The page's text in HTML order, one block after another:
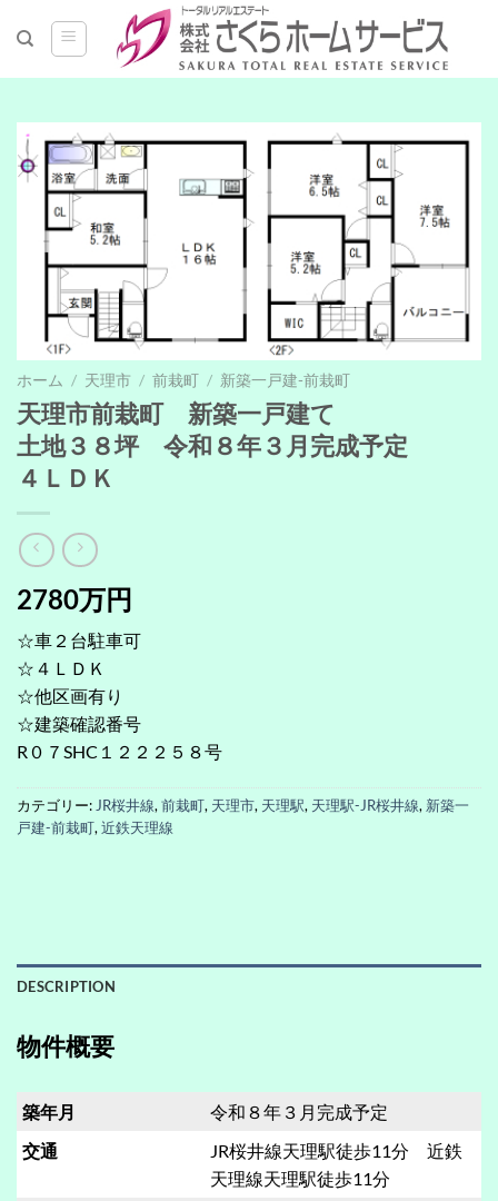
ホーム / 天理市 / 前栽町 / 新築一戸建-前栽町
天理市前栽町 新築一戸建て
土地３８坪 令和８年３月完成予定
４ＬＤＫ
2780万円
☆車２台駐車可
☆４ＬＤＫ
☆他区画有り
☆建築確認番号
R０７SHC１２２２５８号
カテゴリー:JR桜井線,前栽町, 天理市, 天理駅, 天理駅-JR桜井線, 新築一
戸建-前栽町,近鉄天理線
DESCRIPTION
物件概要
築年月
令和８年３月完成予定
交通
JR桜井線天理駅徒歩11分 近鉄
天理線天理駅徒歩11分